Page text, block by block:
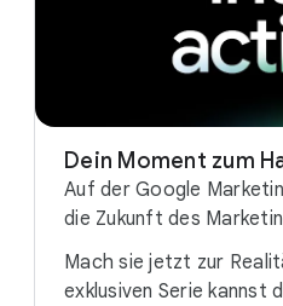
Dein Moment zum
Auf der Google
die Zukunft des
Mach sie jetzt zur
exklusiven Serie kannst